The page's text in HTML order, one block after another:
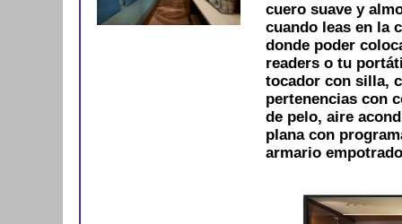
cuero suave y
cuando leas en la
donde poder
readers o tu
tocador con silla,
pertenencias con
de pelo, aire
plana con
armario